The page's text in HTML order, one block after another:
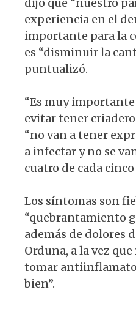
dijo que “nuestro
experiencia en el
importante para la
es “disminuir la
puntualizó.
“Es muy
evitar tener
“no van a tener
a infectar y no se
cuatro de cada
Los síntomas son
“quebrantamiento
además de dolores
Orduna, a la vez
tomar
bien”.